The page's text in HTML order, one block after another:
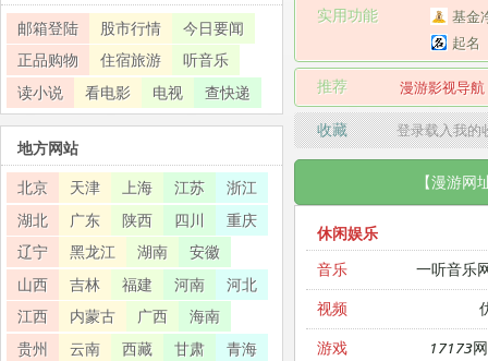
实用功能
基金
起名
推荐 漫游影视导航
收藏 登录载入我
【漫游网
休闲娱乐
音乐
一听音乐
视频
游戏 17173
邮箱登陆 股市行情
今日要闻
正品购物
住宿旅游
听音乐
读小说
看电影 电视 查快递
地方网站
北京 天津 上海 江苏
浙江
湖北
广东 陕西 四川
重庆
辽宁
黑龙江 湖南
安徽
山西
吉林 福建 河南
河北
江西
内蒙古 广西
海南
贵州
云南 西藏 甘肃
青海